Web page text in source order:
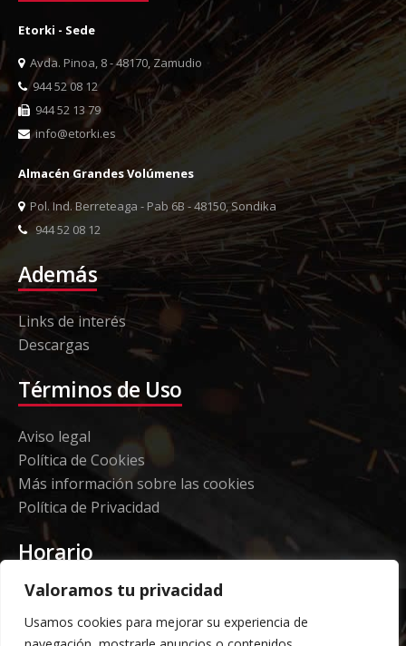
Valoramos tu privacidad
Usamos cookies para mejorar su experiencia de
Etorki - Sede
Avda. Pinoa, 8 - 48170, Zamudio
944 52 08 12
944 52 13 79
info@etorki.es
Almacén Grandes Volúmenes
Pol. Ind. Berreteaga - Pab 6B - 48150, Sondika
944 52 08 12
Además
Links de interés
Descargas
Términos de Uso
Aviso legal
Política de Cookies
Más información sobre las cookies
Política de Privacidad
Horario
Etorki - Sede
Lunes a jueves 08:00 a 16:00